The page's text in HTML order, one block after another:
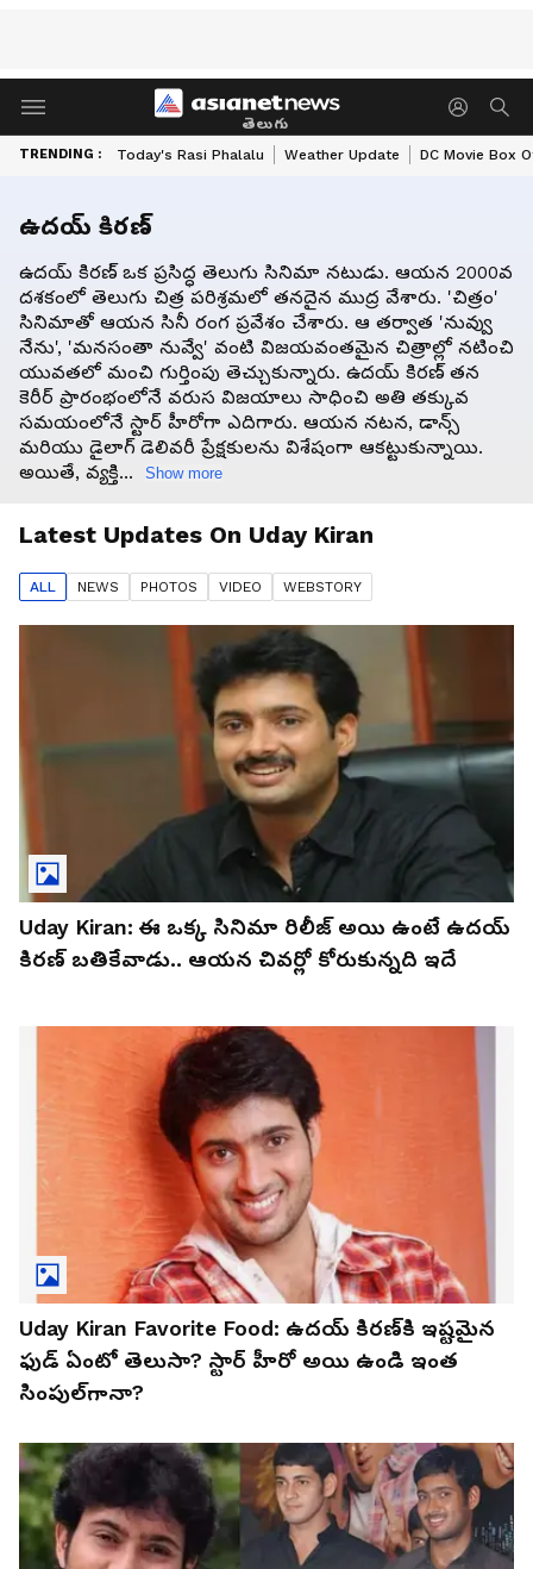
తెలుగు
TRENDING : Today's Rasi Phalalu Weather Update DC Movie Box
ఉదయ్ కిరణ్
ఉదయ్ కిరణ్ ఒక ప్రసిద్ధ తెలుగు సినిమా నటుడు. ఆయన 2000వ
దశకంలో తెలుగు చిత్ర పరిశ్రమలో తనదైన ముద్ర వేశారు. 'చిత్రం'
సినిమాతో ఆయన సినీ రంగ ప్రవేశం చేశారు. ఆ తర్వాత 'నువ్వు
నేను', 'మనసంతా నువ్వే' వంటి విజయవంతమైన చిత్రాల్లో నటించి
యువతలో మంచి గుర్తింపు తెచ్చుకున్నారు. ఉదయ్ కిరణ్ తన
కెరీర్ ప్రారంభంలోనే వరుస విజయాలు సాధించి అతి తక్కువ
సమయంలోనే స్టార్ హీరోగా ఎదిగారు. ఆయన నటన, డాన్స్
మరియు డైలాగ్ డెలివరీ ప్రేక్షకులను విశేషంగా ఆకట్టుకున్నాయి.
అయితే, వ్యక్తి...
Show more
Latest Updates On Uday Kiran
ALL NEWS PHOTOS VIDEO WEBSTORY
Uday Kiran: ఈ ఒక్క సినిమా రిలీజ్‌ అయి ఉంటే ఉదయ్‌
కిరణ్‌ బతికేవాడు.. ఆయన చివర్లో కోరుకున్నది ఇదే
Uday Kiran Favorite Food: ఉదయ్‌ కిరణ్‌కి ఇష్టమైన
ఫుడ్‌ ఏంటో తెలుసా? స్టార్‌ హీరో అయి ఉండి ఇంత
సింపుల్‌గానా?